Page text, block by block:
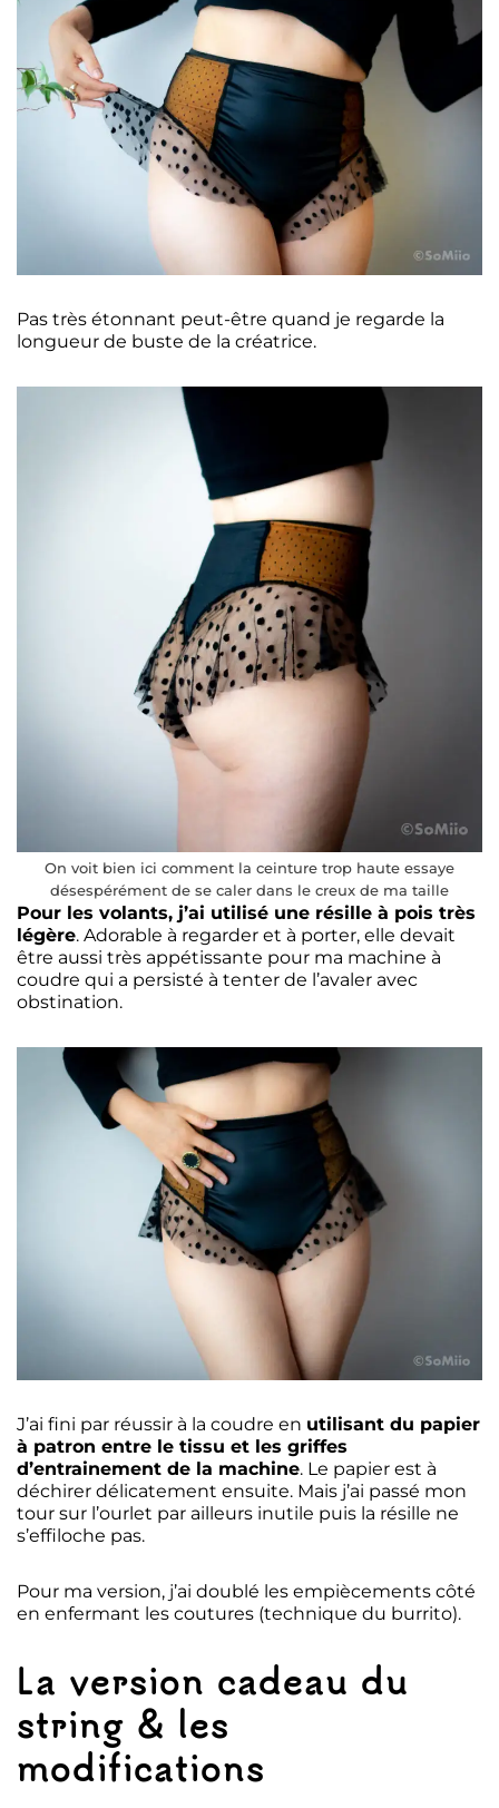
Pas très étonnant peut-être quand je regarde la
longueur de buste de la créatrice.
On voit bien ici comment la ceinture trop haute essaye
désespérément de se caler dans le creux de ma taille
Pour les volants, j’ai utilisé une résille à pois très
légère. Adorable à regarder et à porter, elle devait
être aussi très appétissante pour ma machine à
coudre qui a persisté à tenter de l’avaler avec
obstination.
J’ai fini par réussir à la coudre en utilisant du papier
à patron entre le tissu et les griffes
d’entrainement de la machine. Le papier est à
déchirer délicatement ensuite. Mais j’ai passé mon
tour sur l’ourlet par ailleurs inutile puis la résille ne
s’effiloche pas.
Pour ma version, j’ai doublé les empiècements côté
en enfermant les coutures (technique du burrito).
La version cadeau du
string & les
modifications